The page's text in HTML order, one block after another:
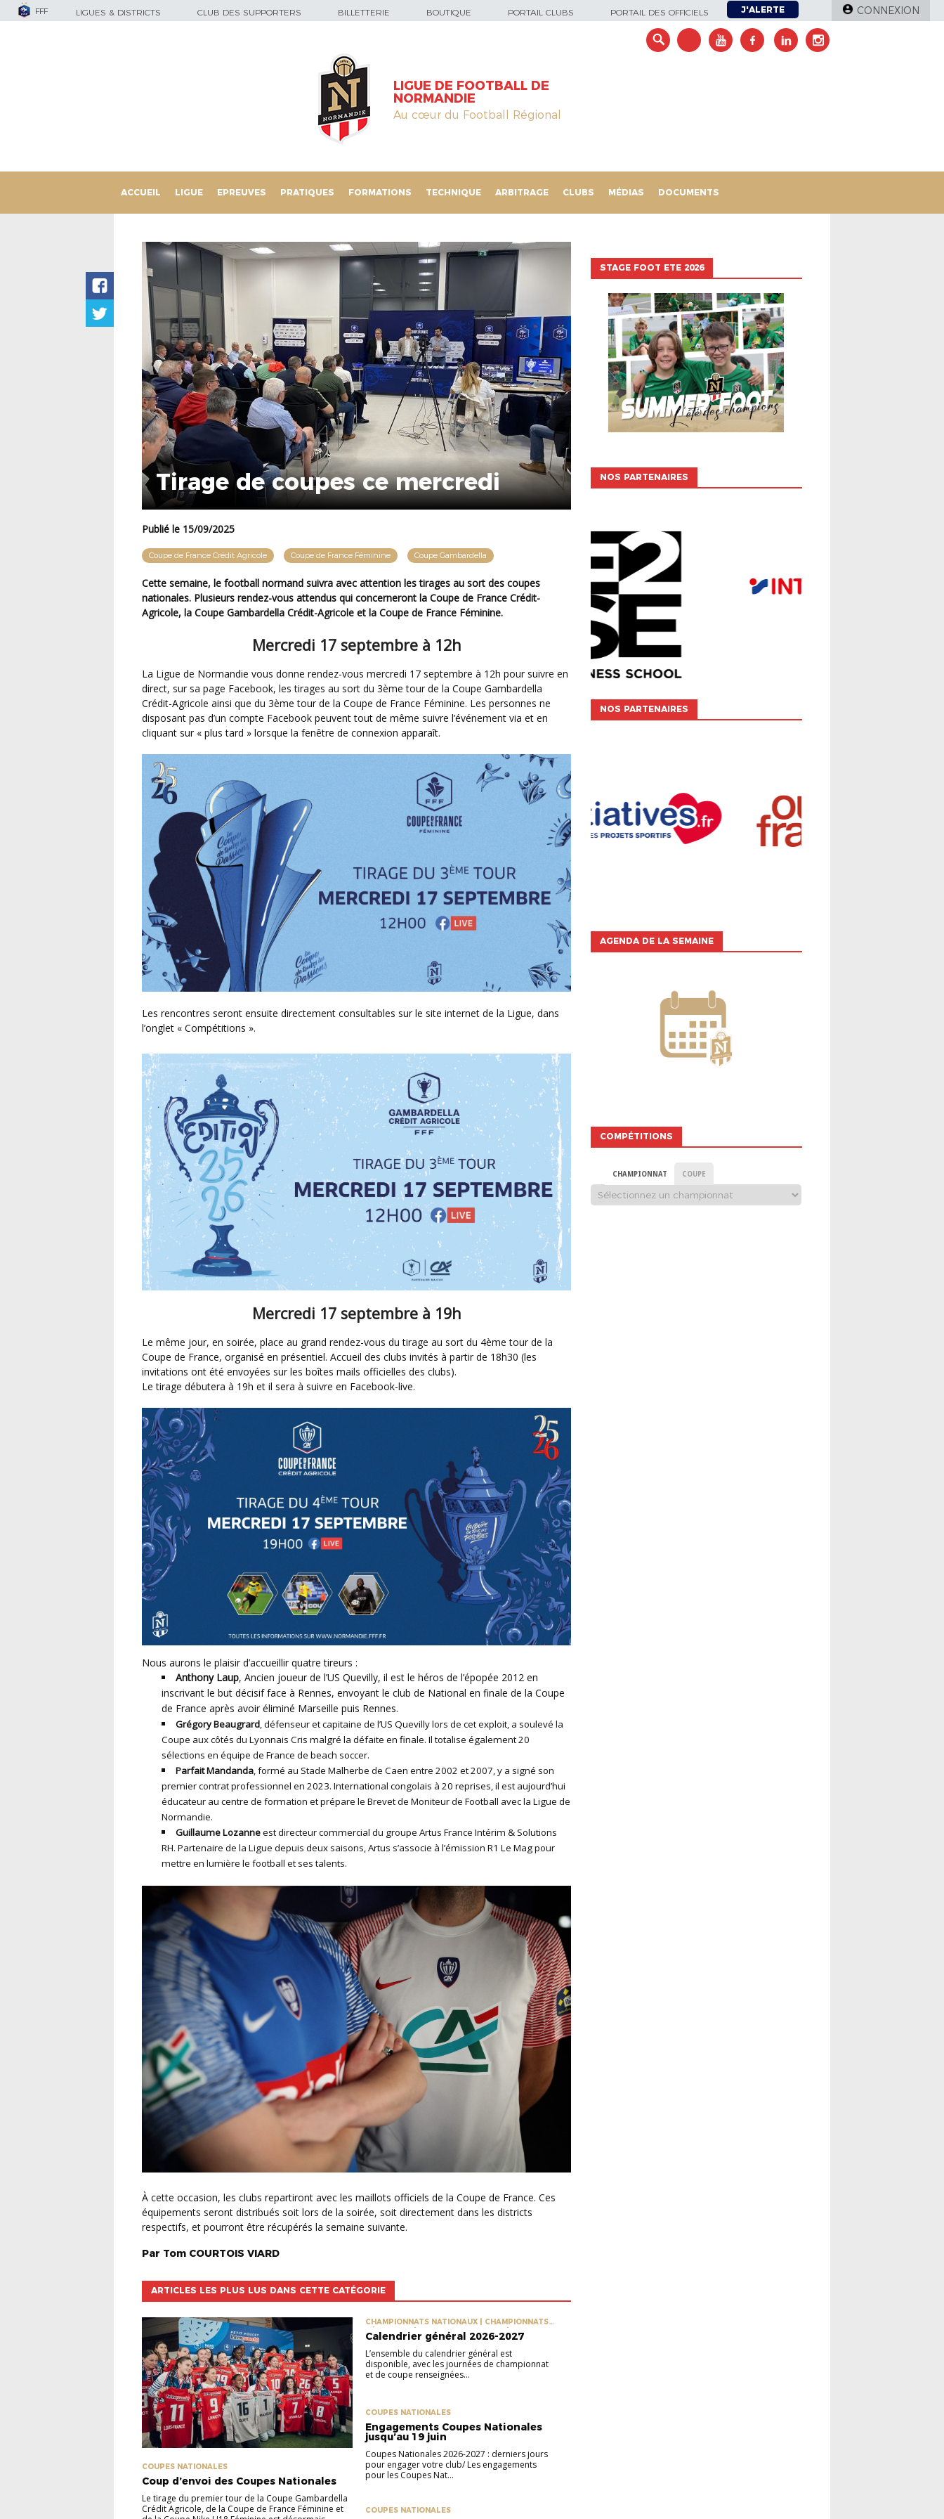
FFF LIGUES & DISTRICTS CLUB DES SUPPORTERS BILLETTERIE BOUTIQUE PORTAIL CLUBS PORTAIL DES OFFICIELS J'ALERTE CONNEXION
LIGUE DE FOOTBALL DE
NORMANDIE
Au cœur du Football Régional
ACCUEIL LIGUE EPREUVES PRATIQUES FORMATIONS TECHNIQUE ARBITRAGE CLUBS MÉDIAS DOCUMENTS
Tirage de coupes ce mercredi
Publié le 15/09/2025
Coupe de France Crédit Agricole Coupe de France Féminine Coupe Gambardella
Cette semaine, le football normand suivra avec attention les tirages au sort des coupes
nationales. Plusieurs rendez-vous attendus qui concerneront la Coupe de France Crédit-
Agricole, la Coupe Gambardella Crédit-Agricole et la Coupe de France Féminine.
Mercredi 17 septembre à 12h
La Ligue de Normandie vous donne rendez-vous mercredi 17 septembre à 12h pour suivre en
direct, sur sa page Facebook, les tirages au sort du 3ème tour de la Coupe Gambardella
Crédit-Agricole ainsi que du 3ème tour de la Coupe de France Féminine. Les personnes ne
disposant pas d’un compte Facebook peuvent tout de même suivre l’événement via et en
cliquant sur « plus tard » lorsque la fenêtre de connexion apparaît.
Les rencontres seront ensuite directement consultables sur le site internet de la Ligue, dans
l’onglet « Compétitions ».
Mercredi 17 septembre à 19h
Le même jour, en soirée, place au grand rendez-vous du tirage au sort du 4ème tour de la
Coupe de France, organisé en présentiel. Accueil des clubs invités à partir de 18h30 (les
invitations ont été envoyées sur les boîtes mails officielles des clubs).
Le tirage débutera à 19h et il sera à suivre en Facebook-live.
Nous aurons le plaisir d’accueillir quatre tireurs :
Anthony Laup, Ancien joueur de l’US Quevilly, il est le héros de l’épopée 2012 en
inscrivant le but décisif face à Rennes, envoyant le club de National en finale de la Coupe
de France après avoir éliminé Marseille puis Rennes.
Grégory Beaugrard, défenseur et capitaine de l’US Quevilly lors de cet exploit, a soulevé la
Coupe aux côtés du Lyonnais Cris malgré la défaite en finale. Il totalise également 20
sélections en équipe de France de beach soccer.
Parfait Mandanda, formé au Stade Malherbe de Caen entre 2002 et 2007, y a signé son
premier contrat professionnel en 2023. International congolais à 20 reprises, il est aujourd’hui
éducateur au centre de formation et prépare le Brevet de Moniteur de Football avec la Ligue de
Normandie.
Guillaume Lozanneest directeur commercial du groupe Artus France Intérim & Solutions
RH. Partenaire de la Ligue depuis deux saisons, Artus s’associe à l’émission R1 Le Mag pour
mettre en lumière le football et ses talents.
À cette occasion, les clubs repartiront avec les maillots officiels de la Coupe de France. Ces
équipements seront distribués soit lors de la soirée, soit directement dans les districts
respectifs, et pourront être récupérés la semaine suivante.
Par Tom COURTOIS VIARD
ARTICLES LES PLUS LUS DANS CETTE CATÉGORIE
COUPES NATIONALES
Coup d’envoi des Coupes Nationales
Le tirage du premier tour de la Coupe Gambardella
Crédit Agricole, de la Coupe de France Féminine et
CHAMPIONNATS NATIONAUX | CHAMPIONNATS
RÉGIONAUX | COUPES NATIONALES | COUPES
RÉGIONALES
Calendrier général 2026-2027
L’ensemble du calendrier général est
disponible, avec les journées de championnat
et de coupe renseignées...
COUPES NATIONALES
Engagements Coupes Nationales
jusqu’au 19 juin
Coupes Nationales 2026-2027 : derniers jours
pour engager votre club/ Les engagements
pour les Coupes Nat...
COUPES NATIONALES
STAGE FOOT ETE 2026
NOS PARTENAIRES
NOS PARTENAIRES
AGENDA DE LA SEMAINE
COMPÉTITIONS
CHAMPIONNAT COUPE